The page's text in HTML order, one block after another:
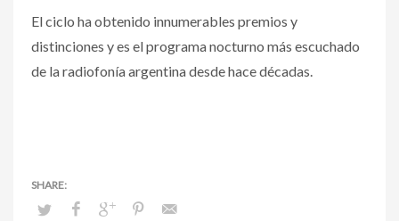
El ciclo ha obtenido innumerables premios y
distinciones y es el programa nocturno más escuchado
de la radiofonía argentina desde hace décadas.